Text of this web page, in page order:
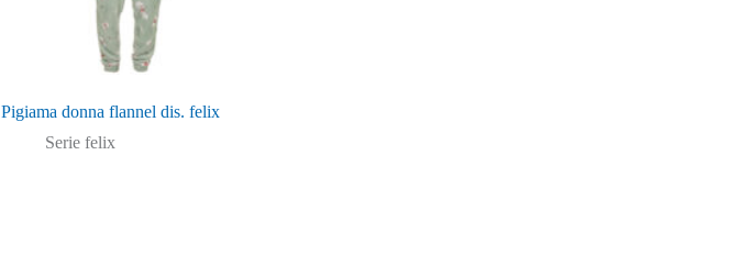
Pigiama donna flannel dis. felix
Serie felix